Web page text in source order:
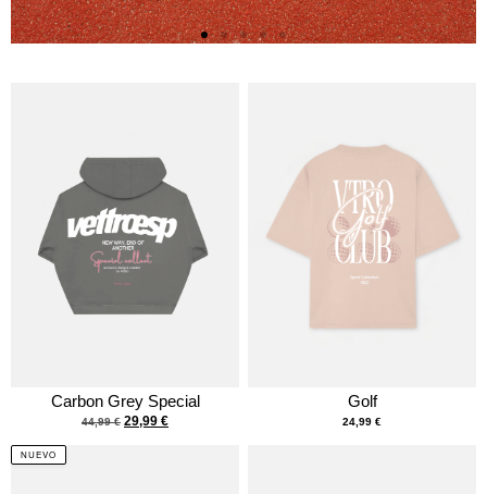
Carbon Grey Special
44,99€ 29,99 €
Golf
24,99 €
NUEVO